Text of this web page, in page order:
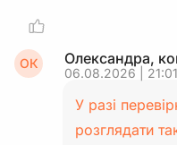
ОК Олександра,
06.08.2026 | 21:01
У разі
розглядати